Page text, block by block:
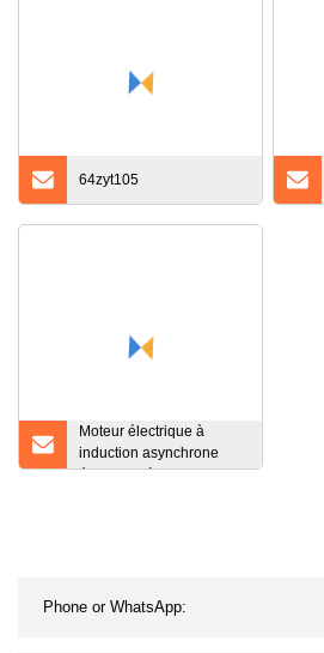
64zyt105
Moteur électrique à
induction asynchrone
électrique à courant